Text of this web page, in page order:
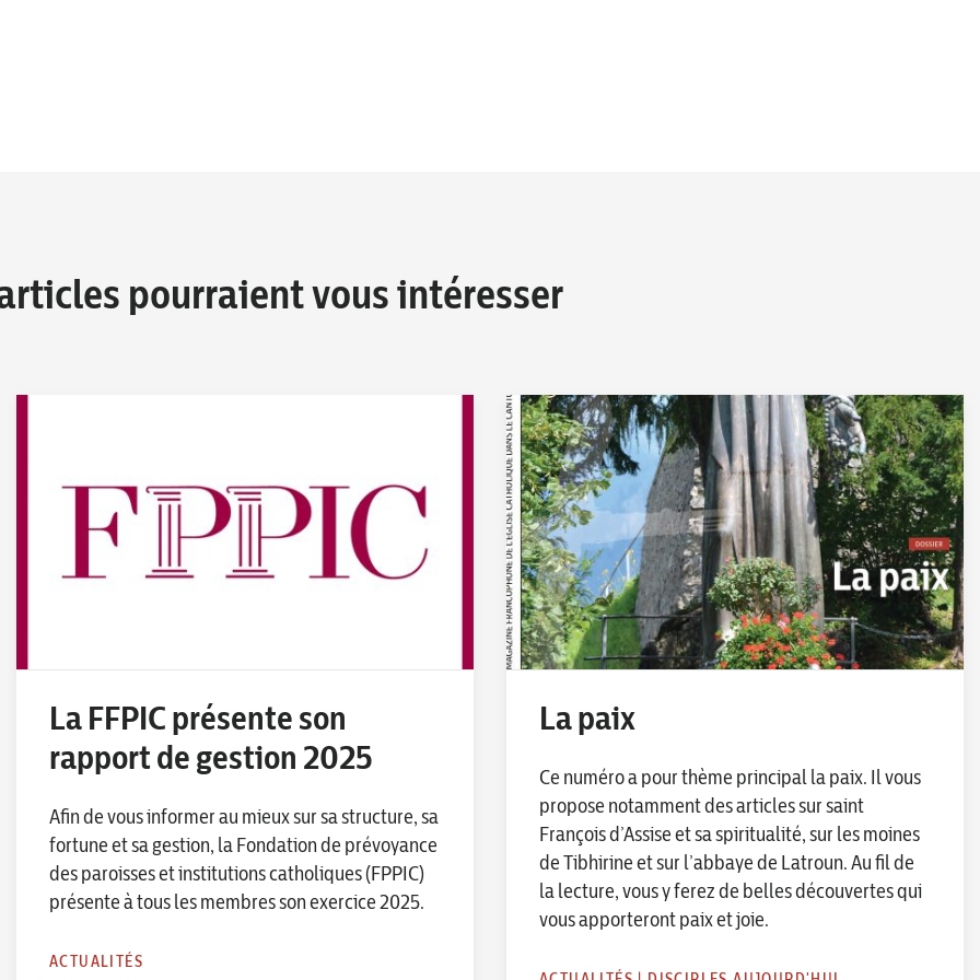
pourraient vous intéresser
La FFPIC présente son
rapport de gestion 2025
Afin de vous informer au mieux sur sa structure, sa
fortune et sa gestion, la Fondation de prévoyance
des paroisses et institutions catholiques (FPPIC)
présente à tous les membres son exercice 2025.
ACTUALITÉS
La paix
Ce numéro a pour thème principal la paix. Il vous
propose notamment des articles sur saint
François d’Assise et sa spiritualité, sur les moines
de Tibhirine et sur l’abbaye de Latroun. Au fil de
la lecture, vous y ferez de belles découvertes qui
vous apporteront paix et joie.